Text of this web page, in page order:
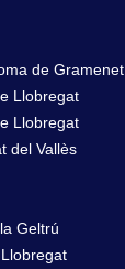
de Gramenet
Llobregat
Llobregat
del Vallès
Geltrú